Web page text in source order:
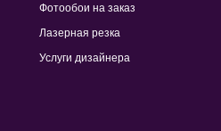
Фотообои на заказ
Лазерная резка
Услуги дизайнера